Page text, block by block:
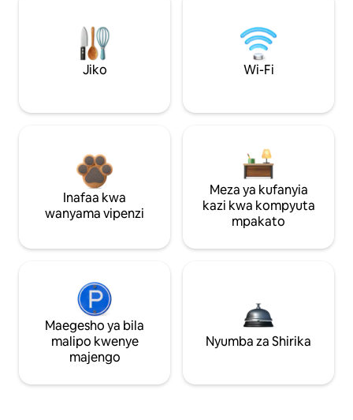
Jiko Wi-Fi
Inafaa kwa
wanyama vipenzi
Meza ya kufanyia
kazi kwa kompyuta
mpakato
Maegesho ya bila
malipo kwenye
majengo
Nyumba za Shirika